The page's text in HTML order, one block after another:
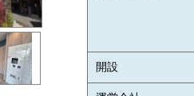
開設